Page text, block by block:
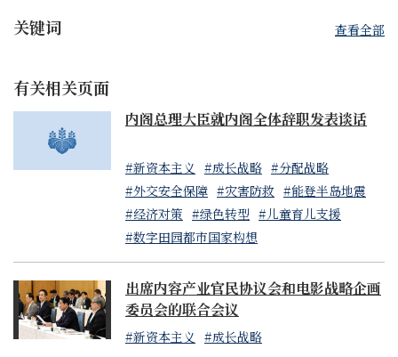
关键词 查看全部
有关相关页面
内阁总理大臣就内阁全体辞职发表谈话
#新资本主义 #成长战略 #分配战略
#外交安全保障 #灾害防救 #能登半岛地震
#经济对策 #绿色转型 #儿童育儿支援
#数字田园都市国家构想
出席内容产业官民协议会和电影战略企画
委员会的联合会议
#新资本主义 #成长战略